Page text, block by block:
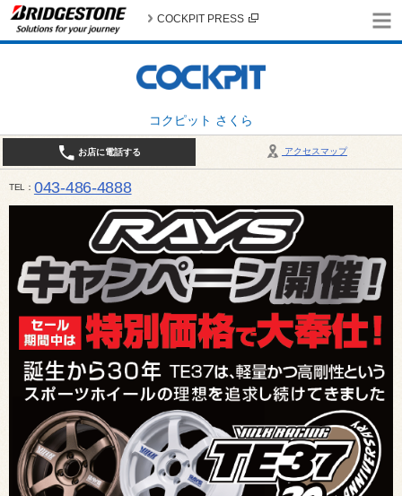
コクピット さくら
COCKPIT PRESS
アクセスマップ
お店に電話する
TEL 043-486-4888
平日9:30～18:30 日・祝日10:00～18:00 最終作業受付：平日18:00 日・祝日17:00 / 定休日：